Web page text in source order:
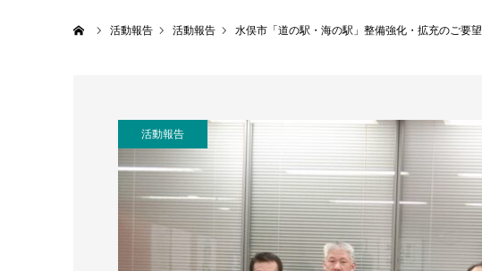
活動報告 活動報告 水俣市「道の駅・海の駅」整備強化・拡充のご要望
活動報告